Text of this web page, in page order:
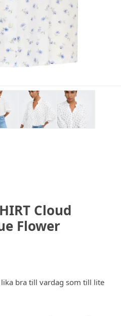
Cloud
Flower
bra till vardag som till lite